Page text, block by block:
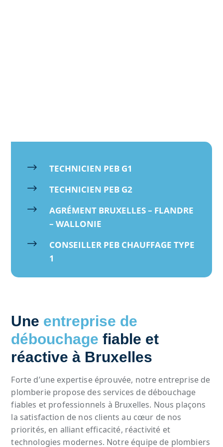
$ TECHNICIEN PEB G1
$ TECHNICIEN PEB G2
$
AGRÉMENT BRUXELLES – FLANDRE
– WALLONIE
$
CONSEILLER PEB CHAUFFAGE TYPE
1
Une entreprise de
débouchage fiable et
réactive à Bruxelles
Forte d’une expertise éprouvée, notre entreprise de
plomberie propose des services de débouchage
fiables et professionnels à Bruxelles. Nous plaçons
la satisfaction de nos clients au cœur de nos
priorités, en alliant efficacité, réactivité et
technologies modernes. Notre équipe de plombiers